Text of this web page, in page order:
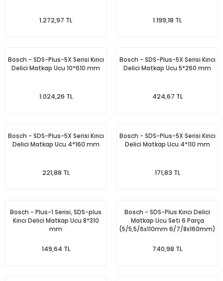
1.272,97 TL 1.199,18 TL
Bosch - SDS-Plus-5X Serisi Kırıcı
Delici Matkap Ucu 10*610 mm
1.024,26 TL
Bosch - SDS-Plus-5X Serisi Kırıcı
Delici Matkap Ucu 5*260 mm
424,67 TL
Bosch - SDS-Plus-5X Serisi Kırıcı
Delici Matkap Ucu 4*160 mm
221,88 TL
Bosch - SDS-Plus-5X Serisi Kırıcı
Delici Matkap Ucu 4*110 mm
171,83 TL
Bosch - Plus-1 Serisi, SDS-plus
Kırıcı Delici Matkap Ucu 8*310
mm
149,64 TL
Bosch - SDS-Plus Kırıcı Delici
Matkap Ucu Seti 6 Parça
(5/5,5/6x110mm 6/7/8x160mm)
740,98 TL